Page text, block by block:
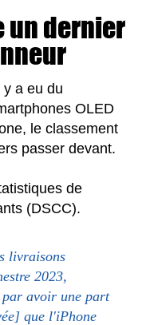
un dernier
a eu du
OLED
le classement
passer devant.
de
(DSCC).
livraisons
2023,
avoir une part
que l'iPhone